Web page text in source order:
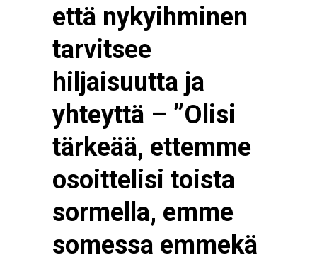
että nykyihminen
tarvitsee
hiljaisuutta ja
yhteyttä – ”Olisi
tärkeää, ettemme
osoittelisi toista
sormella, emme
somessa emmekä